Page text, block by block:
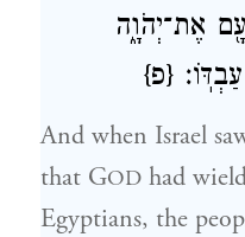
אֶת־יְהֹוָ֑ה
{פ}
And when Israel
that GOD had
Egyptians, the